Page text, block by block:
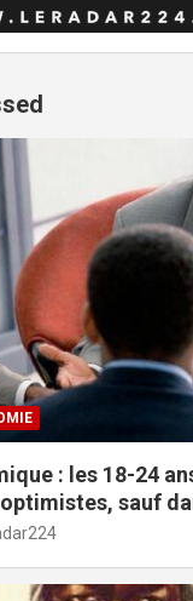
: les 18-24
sauf
(African Youth